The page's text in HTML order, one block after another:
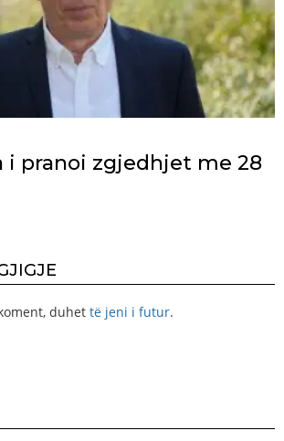
i pranoi zgjedhjet me 28
duhet të jeni i futur.